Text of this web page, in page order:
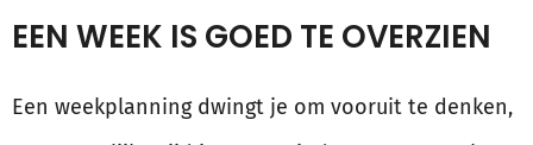
EEN WEEK IS GOED TE OVERZIEN
Een weekplanning dwingt je om vooruit te denken,